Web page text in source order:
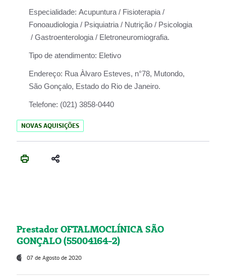
Especialidade: Acupuntura / Fisioterapia /
Fonoaudiologia / Psiquiatria / Nutrição / Psicologia
/ Gastroenterologia / Eletroneuromiografia.
Tipo de atendimento: Eletivo
Endereço: Rua Àlvaro Esteves, n°78, Mutondo,
São Gonçalo, Estado do Rio de Janeiro.
Telefone: (021) 3858-0440
NOVAS AQUISIÇÕES
Prestador OFTALMOCLÍNICA SÃO
GONÇALO (55004164-2)
07 de Agosto de 2020